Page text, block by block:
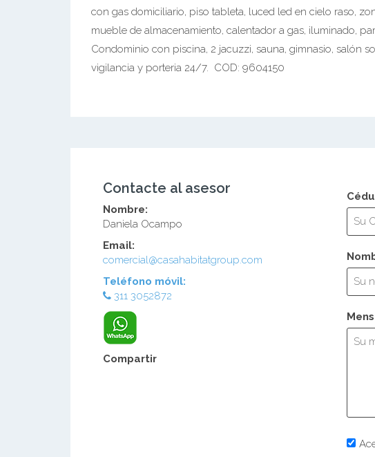
con gas domiciliario, piso tableta, luced led en cielo raso,
mueble de almacenamiento, calentador a gas, iluminado,
Condominio con piscina, 2 jacuzzi, sauna, gimnasio, salón
vigilancia y porteria 24/7. COD: 9604150
Contacte al asesor
Nombre:
Daniela Ocampo
Email:
comercial@casahabitatgroup.com
Teléfono móvil:
311 3052872
Compartir